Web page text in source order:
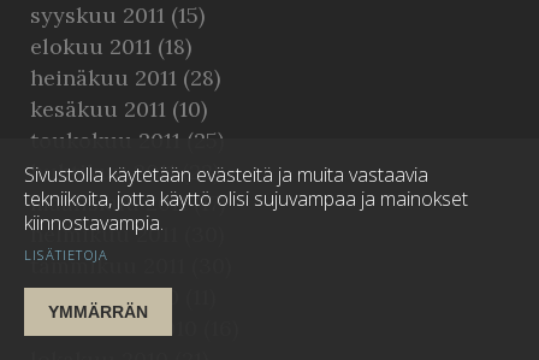
syyskuu 2011 (15)
elokuu 2011 (18)
heinäkuu 2011 (28)
kesäkuu 2011 (10)
toukokuu 2011 (25)
huhtikuu 2011(22)
maaliskuu 2011(17)
helmikuu 2011
tammikuu 2011
joulukuu 2010
LISÄTIETOJA
Sivustolla käytetään evästeitä ja muita vastaavia
tekniikoita, jotta käyttö olisi sujuvampaa ja mainokset
kiinnostavampia.
YMMÄRRÄN